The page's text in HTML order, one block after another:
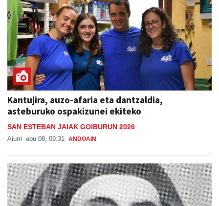
Kantujira, auzo-afaria eta dantzaldia,
asteburuko ospakizunei ekiteko
SAN ESTEBAN JAIAK GOIBURUN 2026
Aiurri abu 08, 09:31 ANDOAIN